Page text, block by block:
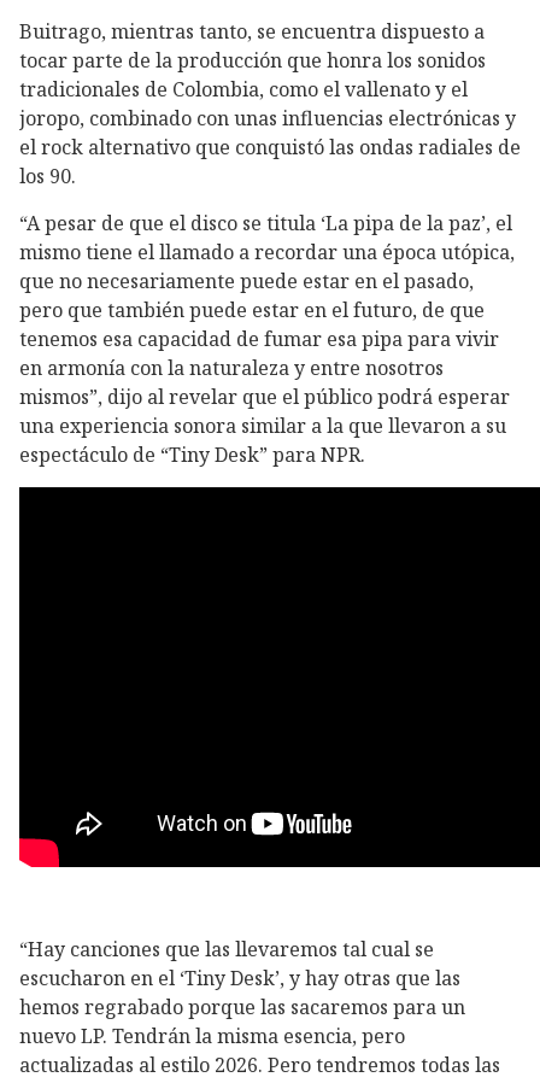
Buitrago, mientras tanto, se encuentra dispuesto a
tocar parte de la producción que honra los sonidos
tradicionales de Colombia, como el vallenato y el
joropo, combinado con unas influencias electrónicas y
el rock alternativo que conquistó las ondas radiales de
los 90.
“A pesar de que el disco se titula ‘La pipa de la paz’, el
mismo tiene el llamado a recordar una época utópica,
que no necesariamente puede estar en el pasado,
pero que también puede estar en el futuro, de que
tenemos esa capacidad de fumar esa pipa para vivir
en armonía con la naturaleza y entre nosotros
mismos”, dijo al revelar que el público podrá esperar
una experiencia sonora similar a la que llevaron a su
espectáculo de “Tiny Desk” para NPR.
“Hay canciones que las llevaremos tal cual se
escucharon en el ‘Tiny Desk’, y hay otras que las
hemos regrabado porque las sacaremos para un
nuevo LP. Tendrán la misma esencia, pero
actualizadas al estilo 2026. Pero tendremos todas las